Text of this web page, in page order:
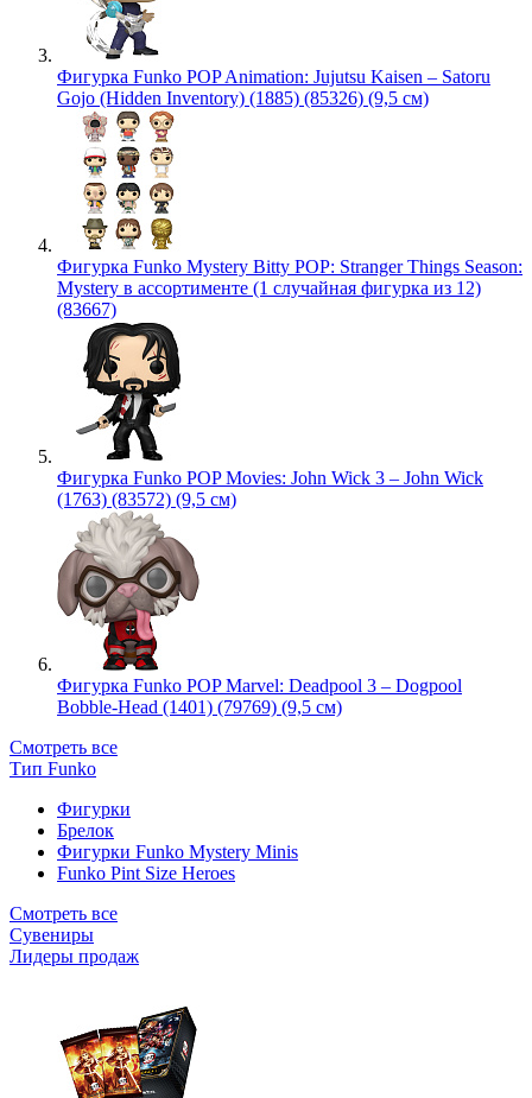
Фигурка Funko POP Animation: Jujutsu Kaisen – Satoru
Gojo (Hidden Inventory) (1885) (85326) (9,5 см)
Фигурка Funko Mystery Bitty POP: Stranger Things Season:
Mystery в ассортименте (1 случайная фигурка из 12)
(83667)
Фигурка Funko POP Movies: John Wick 3 – John Wick
(1763) (83572) (9,5 см)
Фигурка Funko POP Marvel: Deadpool 3 – Dogpool
Bobble-Head (1401) (79769) (9,5 см)
Смотреть все
Тип Funko
Фигурки
Брелок
Фигурки Funko Mystery Minis
Funko Pint Size Heroes
Смотреть все
Сувениры
Лидеры продаж